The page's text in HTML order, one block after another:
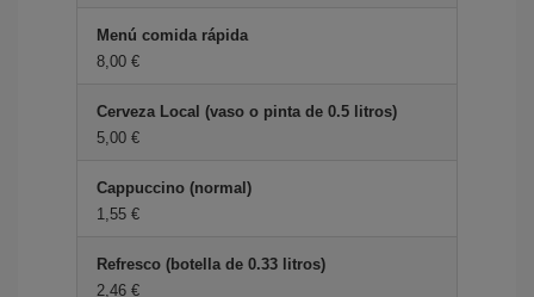
Menú comida rápida
8,00 €
Cerveza Local (vaso o pinta de 0.5 litros)
5,00 €
Cappuccino (normal)
1,55 €
Refresco (botella de 0.33 litros)
2,46 €